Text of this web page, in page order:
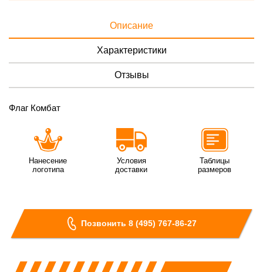
Описание
Характеристики
Отзывы
Флаг Комбат
Нанесение
логотипа
Условия
доставки
Таблицы
размеров
Позвонить 8 (495) 767-86-27